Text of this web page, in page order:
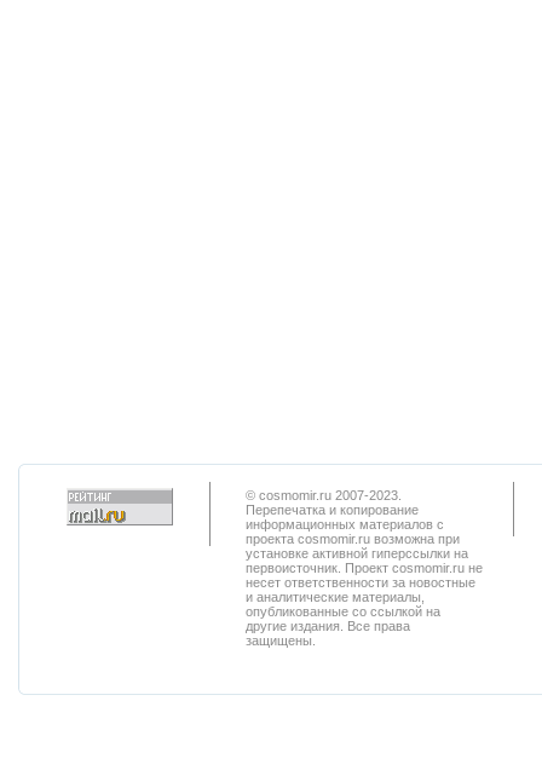
© cosmomir.ru 2007-2023.
Перепечатка и копирование
информационных материалов с
проекта cosmomir.ru возможна при
установке активной гиперссылки на
первоисточник. Проект cosmomir.ru не
несет ответственности за новостные
и аналитические материалы,
опубликованные со ссылкой на
другие издания. Все права
защищены.